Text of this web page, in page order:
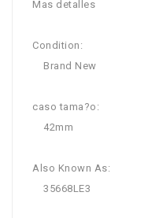
Mas detalles
Condition:
Brand New
caso tama?o:
42mm
Also Known As:
35668LE3